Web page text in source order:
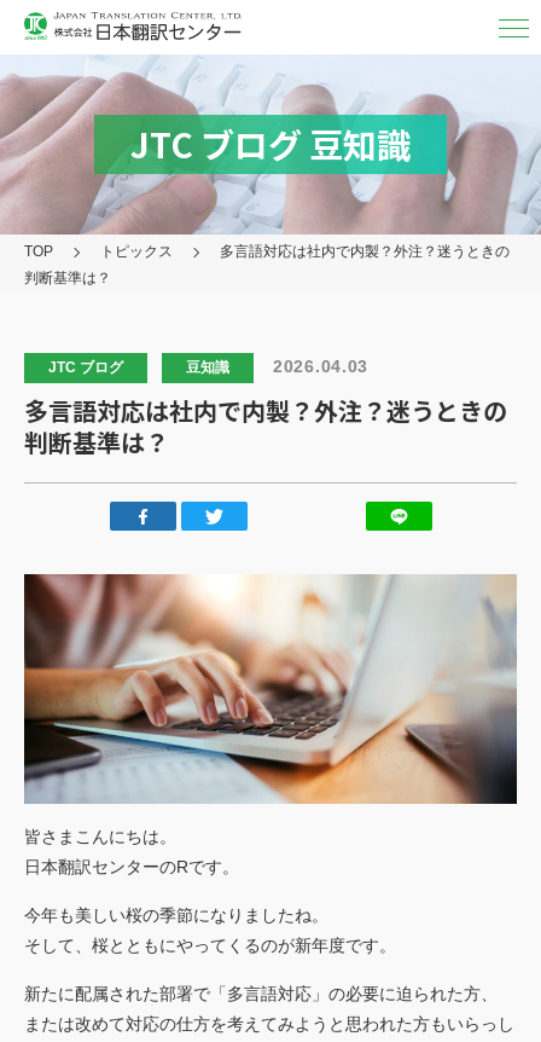
翻訳
MTPE（機械チェック）
映像字幕
対応フォーマット
アフターケア
その他のサービス
日本翻訳センターについて
私たちの強み
行動規範
会社概要
アクセスマップ
お客様
実績
ご利用案内
JTC ブログ豆知識
TOP トピックス
多言語対応は社内で内製？外注？迷うときの
判断基準は？
JTC ブログ 豆知識 2026.04.03
多言語対応は社内で内製？外注？迷うときの
判断基準は？
皆さまこんにちは。
日本翻訳センターのRです。
今年も美しい桜の季節になりましたね。
そして、桜とともにやってくるのが新年度です。
新たに配属された部署で「多言語対応」の必要に迫られた方、
または改めて対応の仕方を考えてみようと思われた方もいらっし